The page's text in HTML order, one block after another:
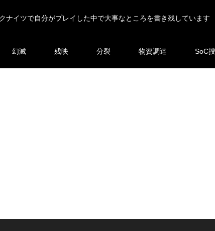
ナイツで自分がプレイした中で大事なところを書き残しています
幻滅 残映 分裂 物資調達 SoC